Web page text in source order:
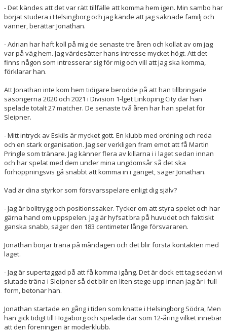
- Det kändes att det var rätt tillfälle att komma hem igen. Min sambo har
börjat studera i Helsingborg och jag kände att jag saknade familj och
vänner, berättar Jonathan.
- Adrian har haft koll på mig de senaste tre åren och kollat av om jag
var på väg hem. Jag värdesätter hans intresse mycket högt. Att det
finns någon som intresserar sig för mig och vill att jag ska komma,
förklarar han.
Att Jonathan inte kom hem tidigare berodde på att han tillbringade
säsongerna 2020 och 2021 i Division 1-lget Linköping City där han
spelade totalt 27 matcher. De senaste två åren har han spelat för
Sleipner.
- Mitt intryck av Eskils är mycket gott. En klubb med ordning och reda
och en stark organisation. Jag ser verkligen fram emot att få Martin
Pringle som tränare. Jag känner flera av killarna i i laget sedan innan
och har spelat med dem under mina ungdomsår så det ska
förhoppningsvis gå snabbt att komma in i gänget, säger Jonathan.
Vad är dina styrkor som försvarsspelare enligt dig själv?
- Jag är bolltrygg och positionssaker. Tycker om att styra spelet och har
gärna hand om uppspelen. Jag är hyfsat bra på huvudet och faktiskt
ganska snabb, säger den 183 centimeter långe försvararen.
Jonathan börjar träna på måndagen och det blir första kontakten med
laget.
- Jag är supertaggad på att få komma igång. Det är dock ett tag sedan vi
slutade träna i Sleipner så det blir en liten stege upp innan jag är i full
form, betonar han.
Jonathan startade en gång i tiden som knatte i Helsingborg Södra, Men
han gick tidigt till Högaborg och spelade där som 12-åring vilket innebär
att den föreningen är moderklubb.